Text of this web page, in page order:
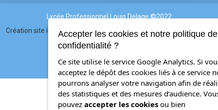
Lycée Professionnel Louis Delage ©2022
Création site internet : HS3D
Mentions légales
Accepter les cookies et notre politique de
confidentialité ?
Ce site utilise le service Google Analytics. Si
acceptez le dépôt des cookies liés à ce service
pourrons analyser votre navigation afin de
des statistiques et des mesures d’audience.
pouvez accepter les cookies ou bien